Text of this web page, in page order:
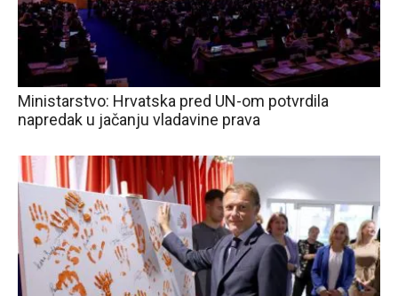
Ministarstvo: Hrvatska pred UN-om potvrdila
napredak u jačanju vladavine prava